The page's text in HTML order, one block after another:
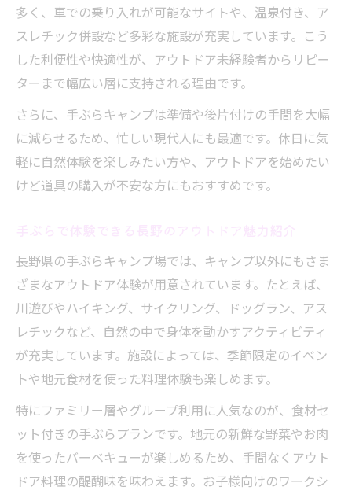
多く、車での乗り入れが可能なサイトや、温泉付き、ア
スレチック併設など多彩な施設が充実しています。こう
した利便性や快適性が、アウトドア未経験者からリピー
ターまで幅広い層に支持される理由です。
さらに、手ぶらキャンプは準備や後片付けの手間を大幅
に減らせるため、忙しい現代人にも最適です。休日に気
軽に自然体験を楽しみたい方や、アウトドアを始めたい
けど道具の購入が不安な方にもおすすめです。
長野県の手ぶらキャンプ場では、キャンプ以外にもさま
ざまなアウトドア体験が用意されています。たとえば、
川遊びやハイキング、サイクリング、ドッグラン、アス
レチックなど、自然の中で身体を動かすアクティビティ
が充実しています。施設によっては、季節限定のイベン
トや地元食材を使った料理体験も楽しめます。
特にファミリー層やグループ利用に人気なのが、食材セ
ット付きの手ぶらプランです。地元の新鮮な野菜やお肉
を使ったバーベキューが楽しめるため、手間なくアウト
ドア料理の醍醐味を味わえます。お子様向けのワークシ